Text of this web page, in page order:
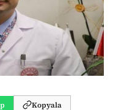
Kopyala